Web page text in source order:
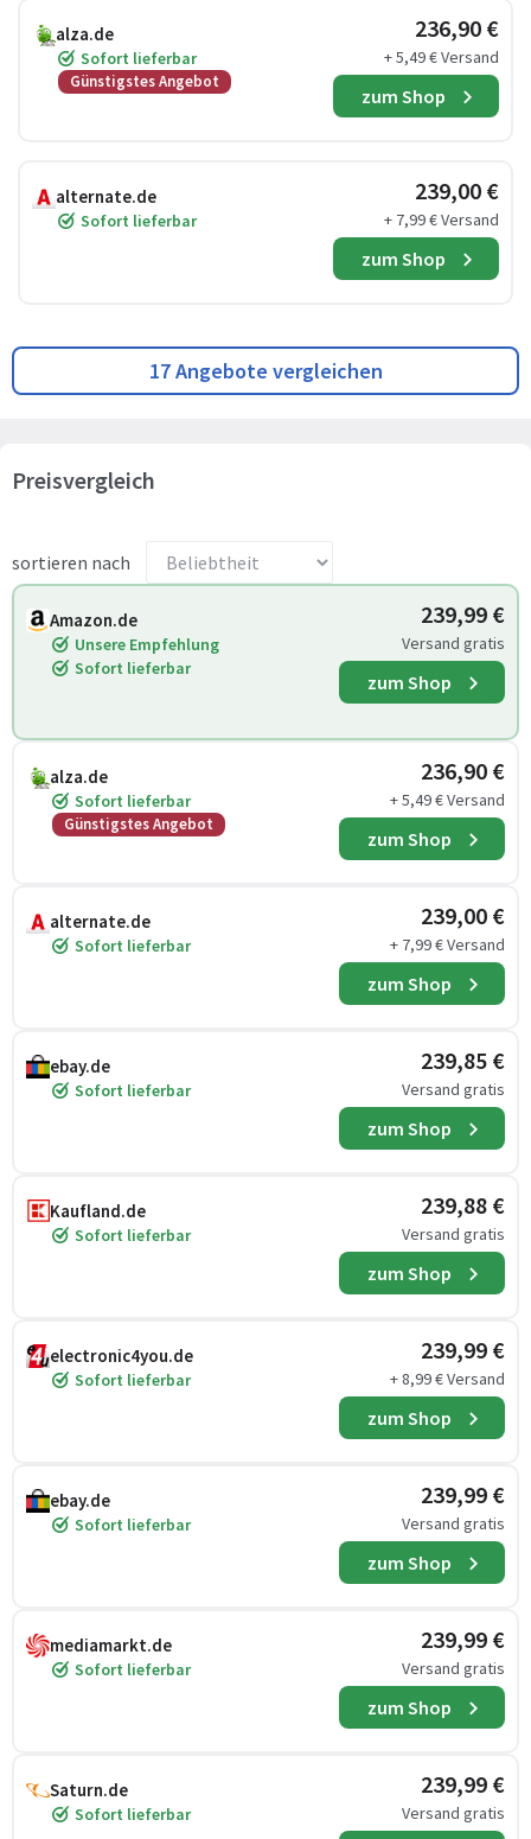
alza.de
Sofort lieferbar
Günstigstes Angebot
236,90 €
+ 5,49 € Versand
zum Shop
alternate.de
Sofort lieferbar
239,00 €
+ 7,99 € Versand
zum Shop
17 Angebote vergleichen
Preisvergleich
sortieren nach
Amazon.de
Unsere Empfehlung
Sofort lieferbar
239,99 €
Versand gratis
zum Shop
alza.de
Sofort lieferbar
Günstigstes Angebot
236,90 €
+ 5,49 € Versand
zum Shop
alternate.de
Sofort lieferbar
239,00 €
+ 7,99 € Versand
zum Shop
ebay.de
Sofort lieferbar
239,85 €
Versand gratis
zum Shop
Kaufland.de
Sofort lieferbar
239,88 €
Versand gratis
zum Shop
electronic4you.de
Sofort lieferbar
239,99 €
+ 8,99 € Versand
zum Shop
ebay.de
Sofort lieferbar
239,99 €
Versand gratis
zum Shop
mediamarkt.de
Sofort lieferbar
239,99 €
Versand gratis
zum Shop
Saturn.de
Sofort lieferbar
239,99 €
Versand gratis